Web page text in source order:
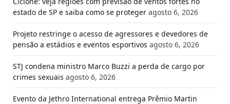
estado de SP e saiba como se proteger agosto 6, 2026
Projeto restringe o acesso de agressores e devedores de
pensão a estádios e eventos esportivos agosto 6, 2026
STJ condena ministro Marco Buzzi a perda de cargo por
crimes sexuais agosto 6, 2026
Evento da Jethro International entrega Prêmio Martin